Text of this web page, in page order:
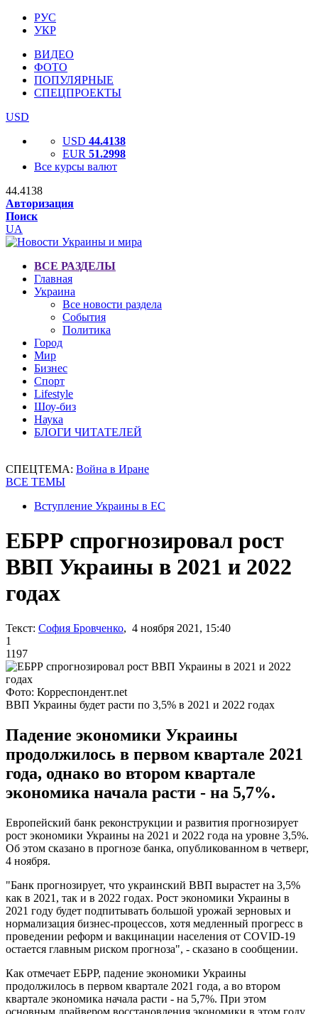
РУС
УКР
ВИДЕО
ФОТО
ПОПУЛЯРНЫЕ
СПЕЦПРОЕКТЫ
USD
USD 44.4138
EUR 51.2998
Все курсы валют
44.4138
Авторизация
Поиск
UA
ВСЕ РАЗДЕЛЫ
Главная
Украина
Все новости раздела
События
Политика
Город
Мир
Бизнес
Спорт
Lifestyle
Шоу-биз
Наука
БЛОГИ ЧИТАТЕЛЕЙ
СПЕЦТЕМА: Война в Иране
ВСЕ ТЕМЫ
Вступление Украины в ЕС
ЕБРР спрогнозировал рост
ВВП Украины в 2021 и 2022
годах
Текст: София Бровченко, 4 ноября 2021, 15:40
1
1197
Фото: Корреспондент.net
ВВП Украины будет расти по 3,5% в 2021 и 2022 годах
Падение экономики Украины
продолжилось в первом квартале 2021
года, однако во втором квартале
экономика начала расти - на 5,7%.
Европейский банк реконструкции и развития прогнозирует
рост экономики Украины на 2021 и 2022 года на уровне 3,5%.
Об этом сказано в прогнозе банка, опубликованном в четверг,
4 ноября.
"Банк прогнозирует, что украинский ВВП вырастет на 3,5%
как в 2021, так и в 2022 годах. Рост экономики Украины в
2021 году будет подпитывать большой урожай зерновых и
нормализация бизнес-процессов, хотя медленный прогресс в
проведении реформ и вакцинации населения от COVID-19
остается главным риском прогноза", - сказано в сообщении.
Как отмечает ЕБРР, падение экономики Украины
продолжилось в первом квартале 2021 года, а во втором
квартале экономика начала расти - на 5,7%. При этом
основным драйвером восстановления экономики в этом году